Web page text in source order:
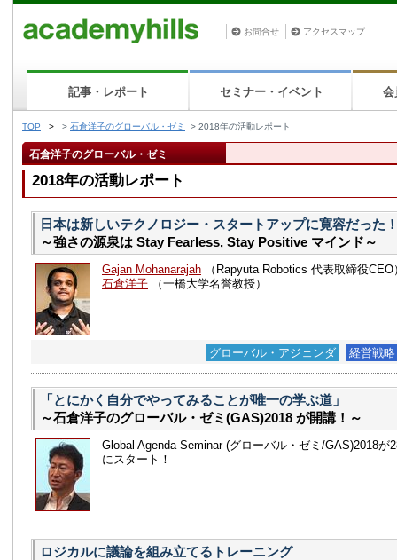
お問合せ アクセスマップ
記事・レポート セミナー・イベント 会
TOP > > 石倉洋子のグローバル・ゼミ > 2018年の活動レポート
石倉洋子のグローバル・ゼミ
2018年の活動レポート
日本は新しいテクノロジー・スタートアップに寛容だった
～強さの源泉は Stay Fearless, Stay Positive マインド～
Gajan Mohanarajah （Rapyuta Robotics 代表取締役CEO
石倉洋子 （一橋大学名誉教授）
グローバル・アジェンダ 経営戦略
「とにかく自分でやってみることが唯一の学ぶ道」
～石倉洋子のグローバル・ゼミ(GAS)2018 が開講！～
Global Agenda Seminar (グローバル・ゼミ/GAS)2018が
にスタート！
ロジカルに議論を組み立てるトレーニング